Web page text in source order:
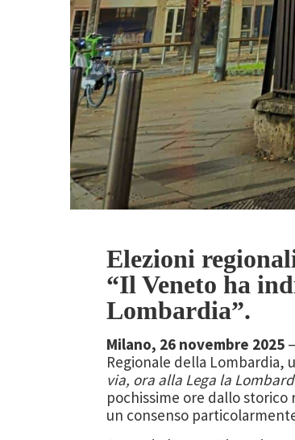
Elezioni
“Il Veneto ha
Lombardia”.
Milano, 26 novembre 2025
Regionale della Lombardia,
via, ora alla Lega la
pochissime ore dallo
un consenso